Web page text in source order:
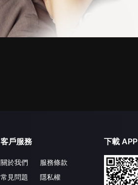
客戶服務
關於我們
常見問題
服務條款
隱私權
下載 APP